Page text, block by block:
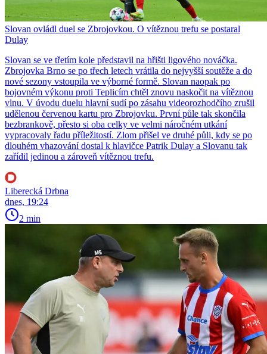
Slovan ovládl duel se Zbrojovkou. O vítěznou trefu se postaral
Dulay
Slovan se ve třetím kole představil na hřišti ligového nováčka.
Zbrojovka Brno se po třech letech vrátila do nejvyšší soutěže a do
nové sezony vstoupila ve výborné formě. Slovan naopak po
bojovném výkonu proti Teplicím chtěl znovu naskočit na vítěznou
vlnu. V úvodu duelu hlavní sudí po zásahu videorozhodčího zrušil
udělenou červenou kartu pro Zbrojovku. První půle tak skončila
bezbrankově, přesto si oba celky ve velmi náročném utkání
vypracovaly řadu příležitostí. Zlom přišel ve druhé půli, kdy se po
dlouhém vhazování dostal k hlavičce Patrik Dulay a Slovanu tak
zařídil jedinou a zároveň vítěznou trefu.
Liberecká Drbna
dnes, 19:24
2 min